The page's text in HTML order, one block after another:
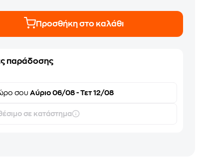
Προσθήκη στο καλάθι
παράδοσης
σου Αύριο 06/08 - Τετ 12/08
σε κατάστημα